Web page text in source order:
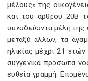
μέλους» της
και του άρθρου 20B
συνοδεύοντα μέλη της
μεταξύ άλλων, τα
ηλικίας μέχρι 21
συγγενικά πρόσωπα
ευθεία γραμμή.